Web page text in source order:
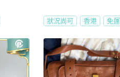
狀況尚可 香港 免運